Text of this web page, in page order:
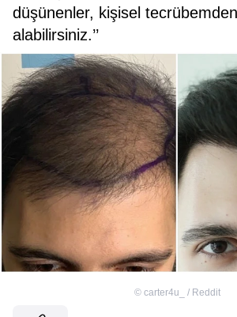
düşünenler, kişisel
alabilirsiniz.’’
© carter4u_ / Reddit